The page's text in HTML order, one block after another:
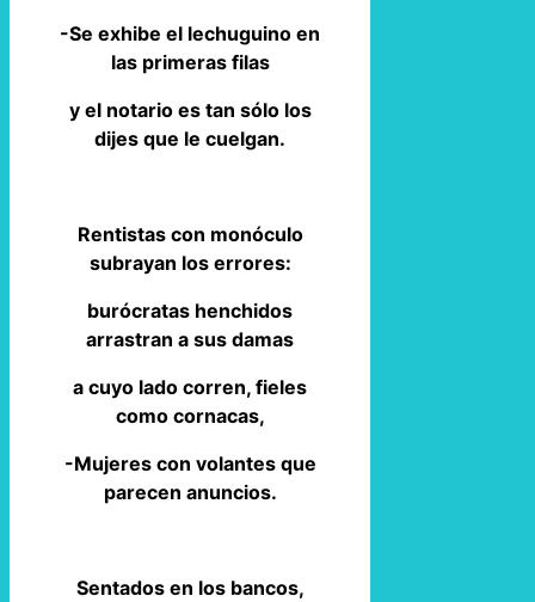
-Se exhibe el lechuguino en
las primeras filas
y el notario es tan sólo los
dijes que le cuelgan.
Rentistas con monóculo
subrayan los errores:
burócratas henchidos
arrastran a sus damas
a cuyo lado corren, fieles
como cornacas,
-Mujeres con volantes que
parecen anuncios.
Sentados en los bancos,